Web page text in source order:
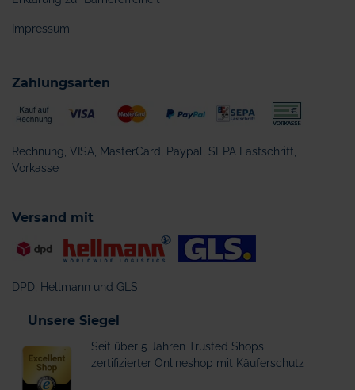
Impressum
Zahlungsarten
Rechnung, VISA, MasterCard, Paypal, SEPA Lastschrift,
Vorkasse
Versand mit
DPD, Hellmann und GLS
Unsere Siegel
Seit über 5 Jahren Trusted Shops
zertifizierter Onlineshop mit Käuferschutz